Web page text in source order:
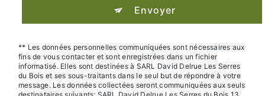
Envoyer
** Les données personnelles communiquées sont nécessaires aux
fins de vous contacter et sont enregistrées dans un fichier
informatisé. Elles sont destinées à SARL David Delrue Les Serres
du Bois et ses sous-traitants dans le seul but de répondre à votre
message. Les données collectées seront communiquées aux seuls